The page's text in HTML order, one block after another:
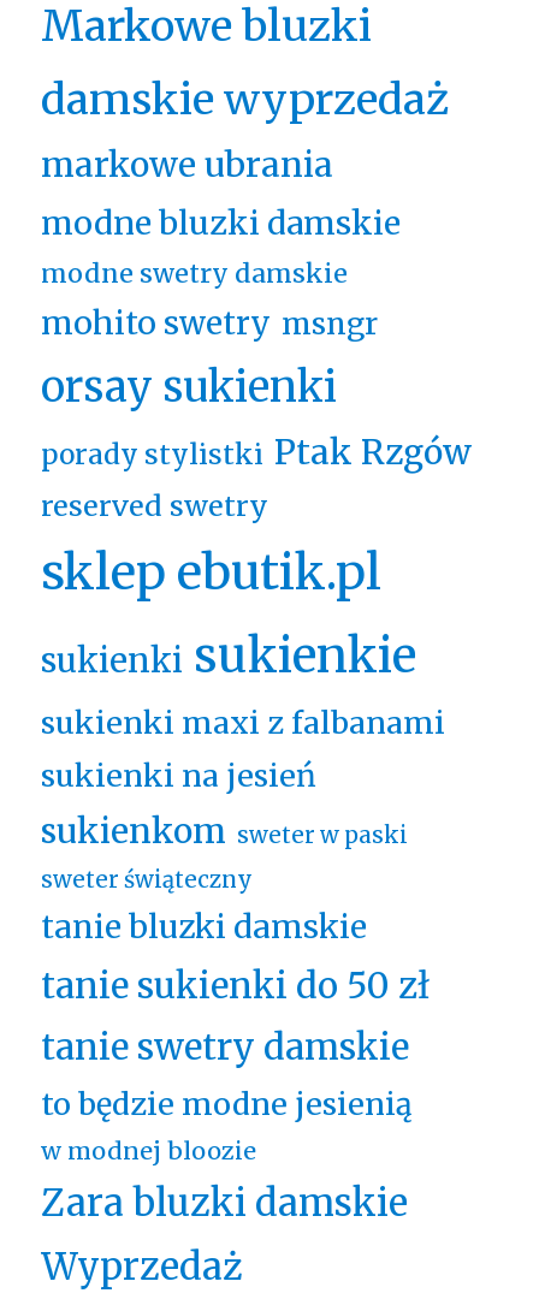
Markowe bluzki
damskie wyprzedaż
markowe ubrania
modne bluzki damskie
modne swetry damskie
mohito swetry msngr
orsay sukienki
porady stylistki Ptak Rzgów
reserved swetry
sklep ebutik.pl
sukienki sukienkie
sukienki maxi z falbanami
sukienki na jesień
sukienkom sweter w paski
sweter świąteczny
tanie bluzki damskie
tanie sukienki do 50 zł
tanie swetry damskie
to będzie modne jesienią
w modnej bloozie
Zara bluzki damskie
Wyprzedaż